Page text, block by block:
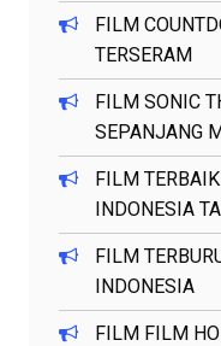
FILM
TERSERAM
FILM SONIC
SEPANJANG
FILM
INDONESIA
FILM
INDONESIA
FILM FILM